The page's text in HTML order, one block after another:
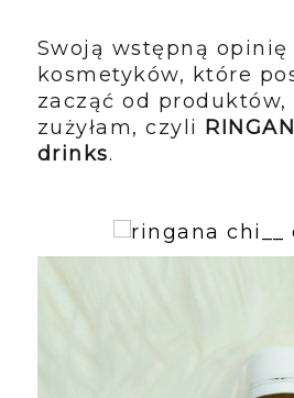
Swoją wstępną
kosmetyków, które
zacząć od produktów,
zużyłam, czyli
drinks.